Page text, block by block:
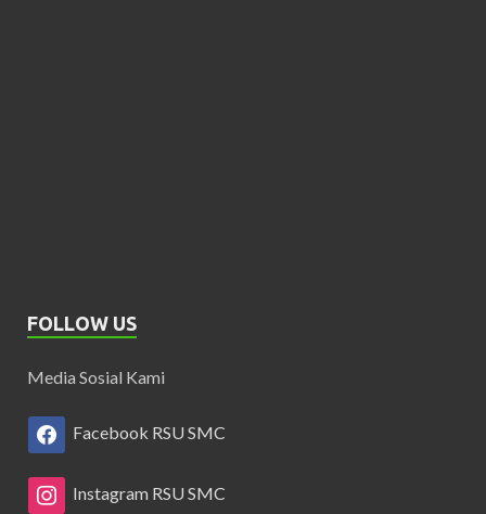
FOLLOW US
Media Sosial Kami
Facebook RSU SMC
Instagram RSU SMC